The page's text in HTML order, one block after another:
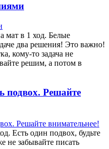
мат в 1 ход. Белые
два решения! Это важно!
кому-то задача не
решим, а потом в
подвох. Решайте
Есть один подвох, будьте
не забывайте писать